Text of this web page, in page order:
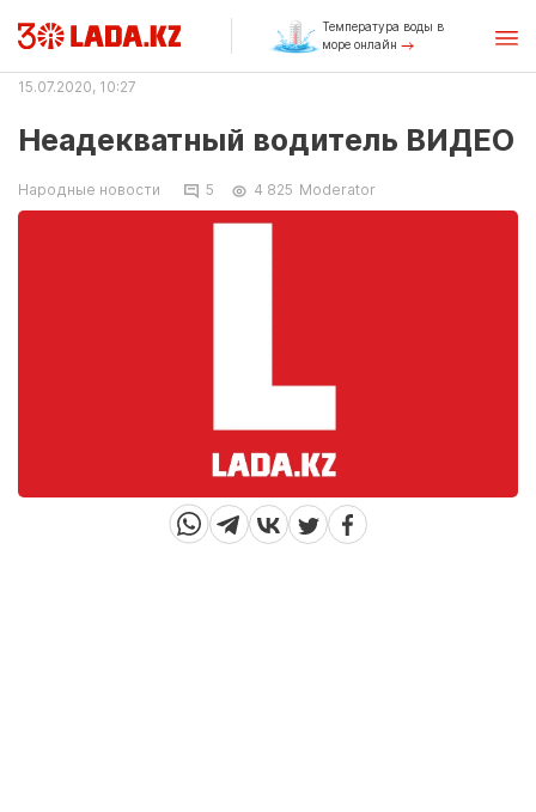
Температура воды в
море онлайн
15.07.2020, 10:27
Неадекватный водитель ВИДЕО
Народные новости 5 4 825 Moderator